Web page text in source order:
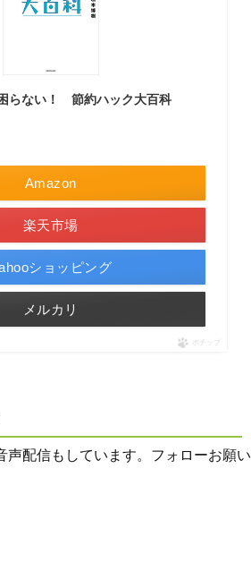
らない！ 節約ハック大百科
Amazon
楽天市場
ショッピング
メルカリ
ポチップ
声配信もしています。フォローお願い